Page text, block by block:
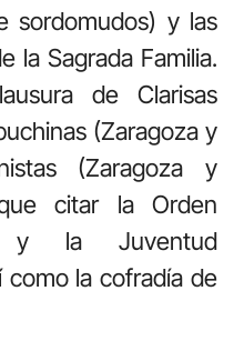
sordomudos) y las
la Sagrada Familia.
de Clarisas
(Zaragoza y
(Zaragoza y
citar la Orden
y la Juventud
como la cofradía de